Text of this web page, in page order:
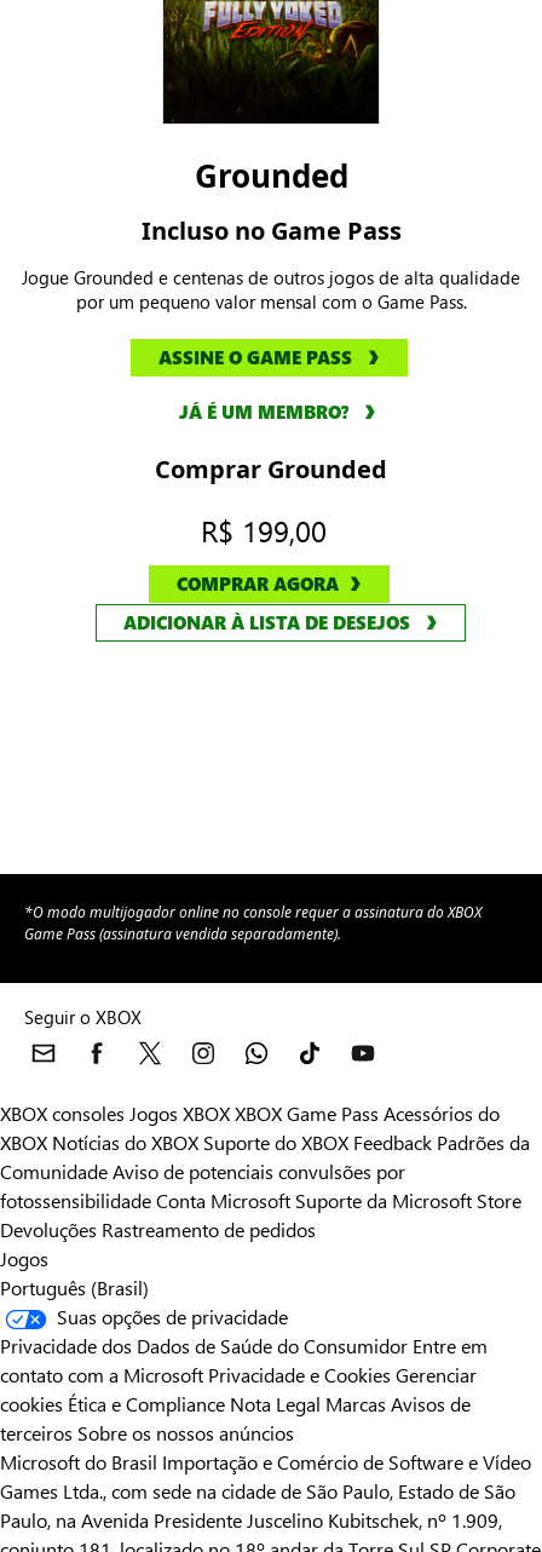
Grounded
Incluso no Game Pass
Jogue Grounded e centenas de outros jogos de alta qualidade
por um pequeno valor mensal com o Game Pass.
ASSINE O GAME PASS
JÁ É UM MEMBRO?
Comprar Grounded
R$ 199,00
COMPRAR AGORA
*O modo multijogador online no console requer a assinatura do XBOX
Game Pass (assinatura vendida separadamente).
Seguir o XBOX
XBOX consoles Jogos XBOXXBOX Game Pass Acessórios do
XBOX Notícias do XBOX Suporte do XBOX Feedback Padrões da
ComunidadeAviso de potenciais convulsões por
fotossensibilidadeConta Microsoft Suporte da Microsoft Store
Devoluções Rastreamento de pedidos
Jogos
Português (Brasil)
Suas opções de privacidade
Privacidade dos Dados de Saúde do Consumidor Entre em
contato com a Microsoft Privacidade e Cookies Gerenciar
cookies Ética e Compliance Nota Legal Marcas Avisos de
terceiros Sobre os nossos anúncios
Microsoft do Brasil Importação e Comércio de Software e Vídeo
Games Ltda., com sede na cidade de São Paulo, Estado de São
Paulo, na Avenida Presidente Juscelino Kubitschek, nº 1.909,